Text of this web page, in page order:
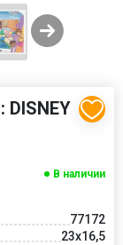
DISNEY
В наличии
77172
23х16,5